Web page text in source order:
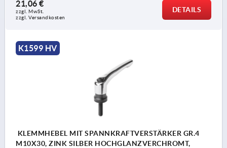
21,06 €
zzgl. MwSt.
zzgl. Versandkosten
DETAILS
K1599 HV
KLEMMHEBEL MIT SPANNKRAFTVERSTÄRKER GR.4
M10X30, ZINK SILBER HOCHGLANZVERCHROMT,